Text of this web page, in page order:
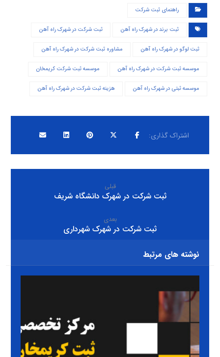
راهنمای ثبت شرکت
ثبت برند در شهرک راه آهن ثبت شرکت در شهرک راه آهن
ثبت لوگو در شهرک راه آهن مشاوره ثبت شرکت در شهرک راه آهن
موسسه ثبت شرکت در شهرک راه آهن موسسه ثبت شرکت کریمخان
موسسه ثبتی در شهرک راه آهن هزینه ثبت شرکت در شهرک راه آهن
قبلی
ثبت شرکت در شهرک دانشگاه شریف
بعدی
ثبت شرکت در شهرک شهرداری
نوشته های مرتبط